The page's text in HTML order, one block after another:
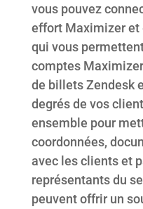
vous pouvez
effort Maximizer et
qui vous
comptes
de billets Zendesk
degrés de vos
ensemble pour
coordonnées,
avec les clients et
représentants du
peuvent offrir un